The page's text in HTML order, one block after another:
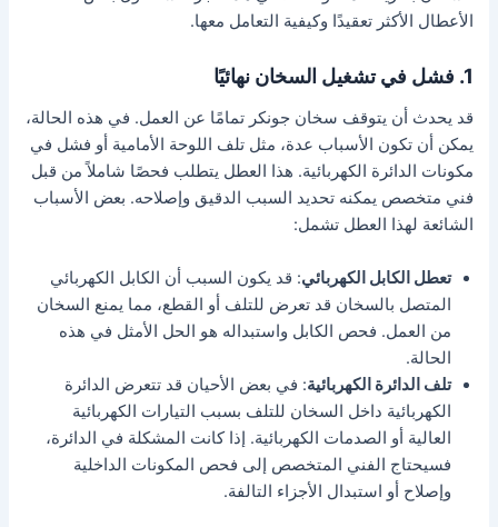
الأعطال الأكثر تعقيدًا وكيفية التعامل معها.
1. فشل في تشغيل السخان نهائيًا
قد يحدث أن يتوقف سخان جونكر تمامًا عن العمل. في هذه الحالة،
يمكن أن تكون الأسباب عدة، مثل تلف اللوحة الأمامية أو فشل في
مكونات الدائرة الكهربائية. هذا العطل يتطلب فحصًا شاملاً من قبل
فني متخصص يمكنه تحديد السبب الدقيق وإصلاحه. بعض الأسباب
الشائعة لهذا العطل تشمل:
تعطل الكابل الكهربائي: قد يكون السبب أن الكابل الكهربائي
المتصل بالسخان قد تعرض للتلف أو القطع، مما يمنع السخان
من العمل. فحص الكابل واستبداله هو الحل الأمثل في هذه
الحالة.
تلف الدائرة الكهربائية: في بعض الأحيان قد تتعرض الدائرة
الكهربائية داخل السخان للتلف بسبب التيارات الكهربائية
العالية أو الصدمات الكهربائية. إذا كانت المشكلة في الدائرة،
فسيحتاج الفني المتخصص إلى فحص المكونات الداخلية
وإصلاح أو استبدال الأجزاء التالفة.